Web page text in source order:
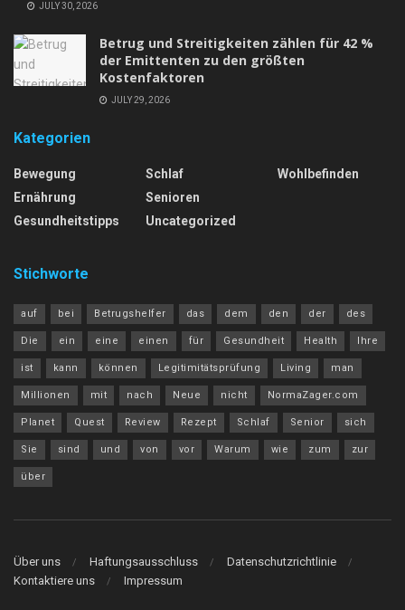
JULY 30, 2026
Betrug und Streitigkeiten zählen für 42 %
der Emittenten zu den größten
Kostenfaktoren
JULY 29, 2026
Kategorien
Bewegung
Ernährung
Gesundheitstipps
Schlaf
Senioren
Uncategorized
Wohlbefinden
Stichworte
auf bei Betrugshelfer das dem den der des
Die ein eine einen für Gesundheit Health Ihre
ist kann können Legitimitätsprüfung Living man
Millionen mit nach Neue nicht NormaZager.com
Planet Quest Review Rezept Schlaf Senior sich
Sie sind und von vor Warum wie zum zur
über
Über uns Haftungsausschluss
Datenschutzrichtlinie
Kontaktiere uns
Impressum